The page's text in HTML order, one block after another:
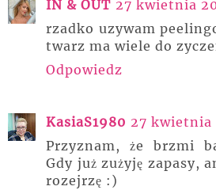
IN & OUT 27 kwietnia
rzadko uzywam
twarz ma wiele do
Odpowiedz
KasiaS1980 27 kwietnia
Przyznam, że brzmi
Gdy już zużyję zapasy,
rozejrzę :)